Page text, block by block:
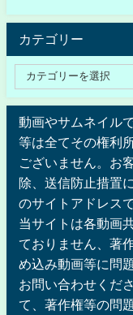
カテゴリー
動画やサムネイル
等は全てその権利
ございません。お
除、送信防止措置
のサイトアドレス
当サイトは各動画
ておりません、著
め込み動画等に問
お問い合わせくだ
て、著作権等の問